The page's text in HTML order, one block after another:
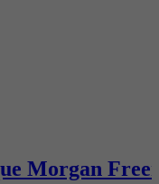
Morgan